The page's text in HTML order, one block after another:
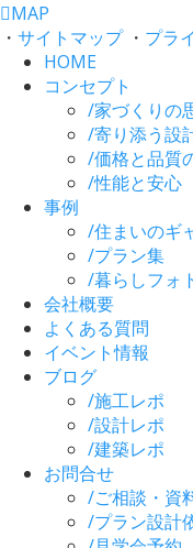
MAP
・ サイトマップ・ プラ
HOME
コンセプト
/家づくりの
/寄り添う設
/価格と品質
/性能と安心
事例
/住まいのギ
/プラン集
/暮らしフォ
会社概要
よくある質問
イベント情報
ブログ
/施工レポ
/設計レポ
/建築レポ
お問合せ
/ご相談・資
/プラン設計